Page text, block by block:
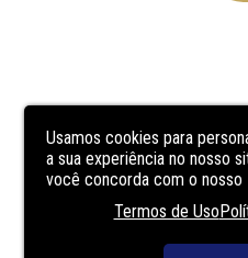
Usamos cookies para
a sua experiência no nosso
você concorda com o nosso
Termos de Uso